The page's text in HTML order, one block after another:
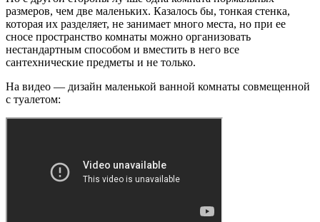
размеров, чем две маленьких. Казалось бы, тонкая стенка,
которая их разделяет, не занимает много места, но при ее
сносе пространство комнаты можно организовать
нестандартным способом и вместить в него все
сантехнические предметы и не только.
На видео — дизайн маленькой ванной комнаты совмещенной
с туалетом: